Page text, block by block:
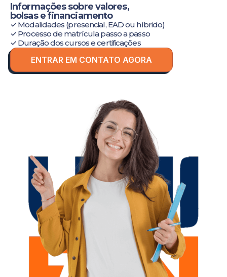
Informações sobre valores,
bolsas e financiamento
✓ Modalidades (presencial, EAD ou híbrido)
✓ Processo de matrícula passo a passo
✓ Duração dos cursos e certificações
ENTRAR EM CONTATO AGORA